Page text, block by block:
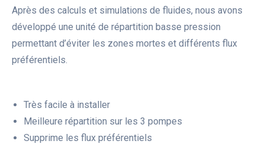
Après des calculs et simulations de fluides, nous avons
développé une unité de répartition basse pression
permettant d’éviter les zones mortes et différents flux
préférentiels.
Très facile à installer
Meilleure répartition sur les 3 pompes
Supprime les flux préférentiels